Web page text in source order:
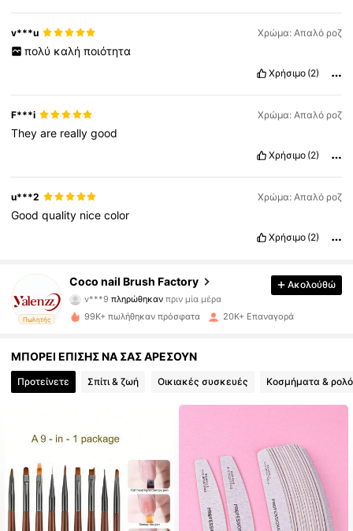
v***u Χρώμα: Απαλό ροζ
πολύ καλή ποιότητα
Χρήσιμο (2)
F***i Χρώμα: Απαλό ροζ
Theyare reallygood
Χρήσιμο (2)
u***2 Χρώμα: Απαλό ροζ
Goodquality nicecolor
Χρήσιμο (2)
Πωλητής
Coco nail Brush Factory
4.90
1.6K Ακόλουθοι
v***9 πληρώθηκανπριν μία μέρα
g***o
ακολούθησε 1 ώρες πριν
4.90 1.6K Ακόλουθοι
4.90
4.90 1.6K Ακόλουθοι
Ακολούθώ
99K+ πωλήθηκαν πρόσφατα 20K+ Επαναγορά
ΜΠΟΡΕΙ ΕΠΙΣΗΣ ΝΑ ΣΑΣ ΑΡΕΣΟΥΝ
Προτείνετε Σπίτι & ζωή Οικιακές συσκευές Κοσμήματα &